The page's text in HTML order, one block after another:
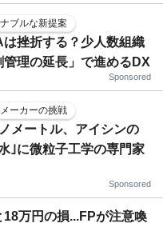
ブルな新提案
挫折する？少人数組織
管理の延長」で進めるDX
Sponsored
ーカーの挑戦
メートル、アイシンの
｣に微粒子工学の専門家
Sponsored
18万円の損...FPが注意喚